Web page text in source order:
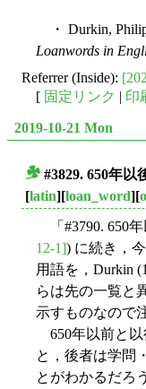
・ Durkin,
Loanwords in
Referrer (Inside):
[ 固定リンク 印
2019-10-21 Mon
#3829. 650年
[latin][loan_word][
「#3790. 650
12-1]) に続き，
用語を，Durkin
らは先の一覧と
示すものなので
650年以前と以
と，後者は学問
とがわかるだろ